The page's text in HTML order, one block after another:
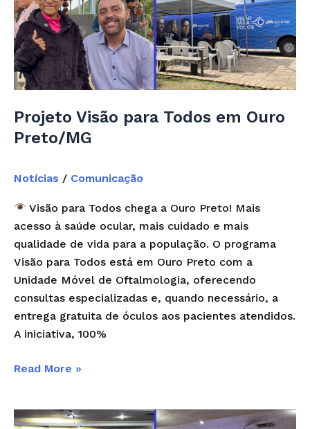
Projeto Visão para Todos em Ouro
Preto/MG
Notícias / Comunicação
Visão para Todos chega a Ouro Preto! Mais
acesso à saúde ocular, mais cuidado e mais
qualidade de vida para a população. O programa
Visão para Todos está em Ouro Preto com a
Unidade Móvel de Oftalmologia, oferecendo
consultas especializadas e, quando necessário, a
entrega gratuita de óculos aos pacientes atendidos.
A iniciativa, 100%
para
Todos
em
Ouro
Preto/MG
Read More »
Seminário